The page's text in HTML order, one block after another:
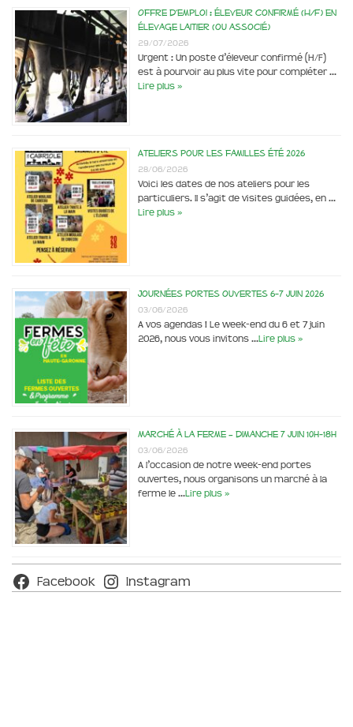
Offre d’emploi : éleveur confirmé (H/F) en
élevage laitier (ou associé)
29/07/2026
Urgent : Un poste d’éleveur confirmé (H/F)
est à pourvoir au plus vite pour compléter …
Lire plus »
Ateliers pour les familles été 2026
28/06/2026
Voici les dates de nos ateliers pour les
particuliers. Il s’agit de visites guidées, en …
Lire plus »
Journées portes ouvertes 6-7 juin 2026
03/06/2026
A vos agendas ! Le week-end du 6 et 7 juin
2026, nous vous invitons …Lire plus »
Marché à la ferme – dimanche 7 juin 10h-18h
03/06/2026
A l’occasion de notre week-end portes
ouvertes, nous organisons un marché à la
ferme le …Lire plus »
Facebook Instagram